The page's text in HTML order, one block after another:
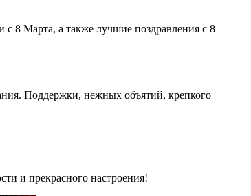
8 Марта, а также лучшие поздравления с 8
Поддержки, нежных объятий, крепкого
и прекрасного настроения!